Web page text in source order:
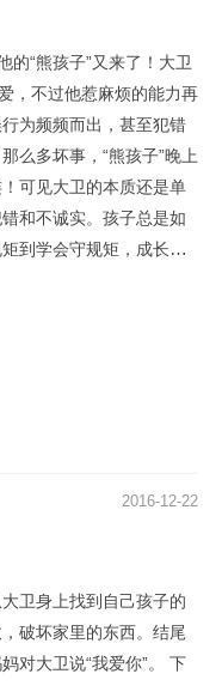
的“熊孩子”又来了！大卫
，不过他惹麻烦的能力再
为频频而出，甚至犯错
么多坏事，“熊孩子”晚上
可见大卫的本质还是单
和不诚实。孩子总是如
到学会守规矩，成长的
如何引导孩子呢？不妨
》吧！相信你家的熊孩
实、守规矩的自己。 在
要家长关注以及可以和孩
不能再熟悉的淘气包
下，看看大卫正在做什
着一个计时器，指针正
气了，正被妈妈罚坐小
孩子先试着猜猜，大卫
书中的大卫到底惹了哪
话、打碎玻璃、不吃早
粮，偷吃蛋糕……这些坏
己的生活。不仅如此，
2016-12-22
卫身上找到自己孩子的
破坏家里的东西。结尾
对大卫说“我爱你”。 下